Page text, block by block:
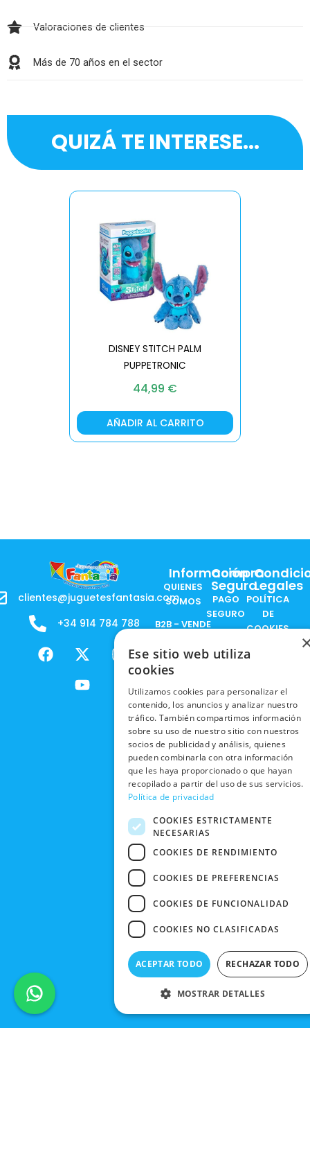
Valoraciones de clientes
Más de 70 años en el sector
QUIZÁ TE INTERESE...
DISNEY STITCH PALM
PUPPETRONIC
44,99 €
AÑADIR AL CARRITO
clientes@juguetesfantasia.com
+34 914 784 788
F
a
X
-
t
w
m
Y
o
u
t
Información
QUIENES
SOMOS
B2B - VENDE
PRODUCTOS
RESPONSABILIDAD
SOCIAL
TRABAJA
CON
NOSOTROS
NUESTRAS
TIENDAS
BLACK
FRIDAY
CONTACTO
Compra
Segura
PAGO
SEGURO
NACIONALES
INTERNACIONALES
RECOGIDA
EN TIENDA
DEVOLUCIONES
Y CAMBIOS
CANCELAR
PEDIDO
Legales
POLÍTICA
DE
COOKIES
POLÍTICAS
EN RRSS
POLÍTICA DE
PRIVACIDAD
CONDICIONES
DE COMPRA
Ese sitio web utiliza
cookies
Utilizamos cookies para personalizar el
contenido, los anuncios y analizar nuestro
tráfico. También compartimos información
sobre su uso de nuestro sitio con nuestros
socios de publicidad y análisis, quienes
pueden combinarla con otra información
que les haya proporcionado o que hayan
recopilado a partir del uso de sus servicios.
Política de privacidad
COOKIES ESTRICTAMENTE
NECESARIAS
COOKIES DE RENDIMIENTO
COOKIES DE PREFERENCIAS
COOKIES DE FUNCIONALIDAD
COOKIES NO CLASIFICADAS
ACEPTAR TODO RECHAZAR TODO
MOSTRAR DETALLES